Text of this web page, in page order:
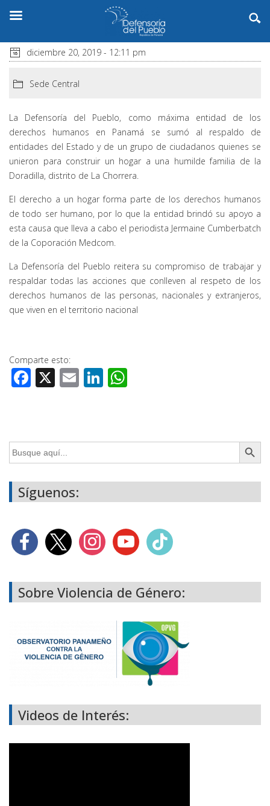
diciembre 20, 2019 - 12:11 pm
Sede Central
La Defensoría del Pueblo, como máxima entidad de los
derechos humanos en Panamá se sumó al respaldo de
entidades del Estado y de un grupo de ciudadanos quienes se
unieron para construir un hogar a una humilde familia de la
Doradilla, distrito de La Chorrera.
El derecho a un hogar forma parte de los derechos humanos
de todo ser humano, por lo que la entidad brindó su apoyo a
esta causa que lleva a cabo el periodista Jermaine Cumberbatch
de la Coporación Medcom.
La Defensoría del Pueblo reitera su compromiso de trabajar y
respaldar todas las acciones que conlleven al respeto de los
derechos humanos de las personas, nacionales y extranjeros,
que viven en el territorio nacional
Comparte esto:
Facebook
X EmailLinkedIn
Buscar: Botón de
Síguenos:
Sobre Violencia de Género:
Videos de Interés: